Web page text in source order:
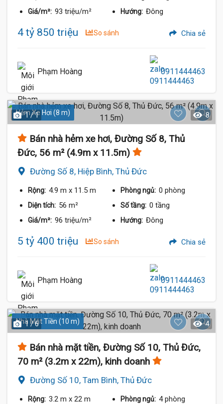
Giá/m²: 93 triệu/m² Hướng: Đông
4 tỷ 850 triệu So sánh Chia sẻ
Phạm Hoàng 0911444463
Hẻm Xe Hơi (8 m)
1 / 1 8
Bán nhà hẻm xe hơi, Đường Số 8, Thủ
Đức, 56 m² (4.9m x 11.5m)
Đường Số 8, Hiệp Bình, Thủ Đức
Rộng: 4.9 m x 11.5 m Phòng ngủ: 0 phòng
Diện tích: 56 m² Số tầng: 0 tầng
Giá/m²: 96 triệu/m² Hướng: Đông
5 tỷ 400 triệu So sánh Chia sẻ
Phạm Hoàng 0911444463
Nhà Mặt Tiền (10 m)
1 / 6 4
Bán nhà mặt tiền, Đường Số 10, Thủ Đức,
70 m² (3.2m x 22m), kinh doanh
Đường Số 10, Tam Bình, Thủ Đức
Rộng: 3.2 m x 22 m Phòng ngủ: 4 phòng